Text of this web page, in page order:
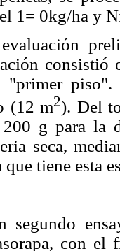
1= 0kg/ha y
"primer
(12 m2). Del
g para la
seca,
tiene esta
segundo
con